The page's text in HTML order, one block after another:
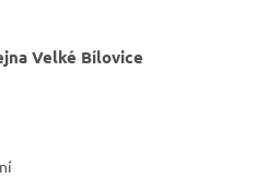
Velké Bílovice